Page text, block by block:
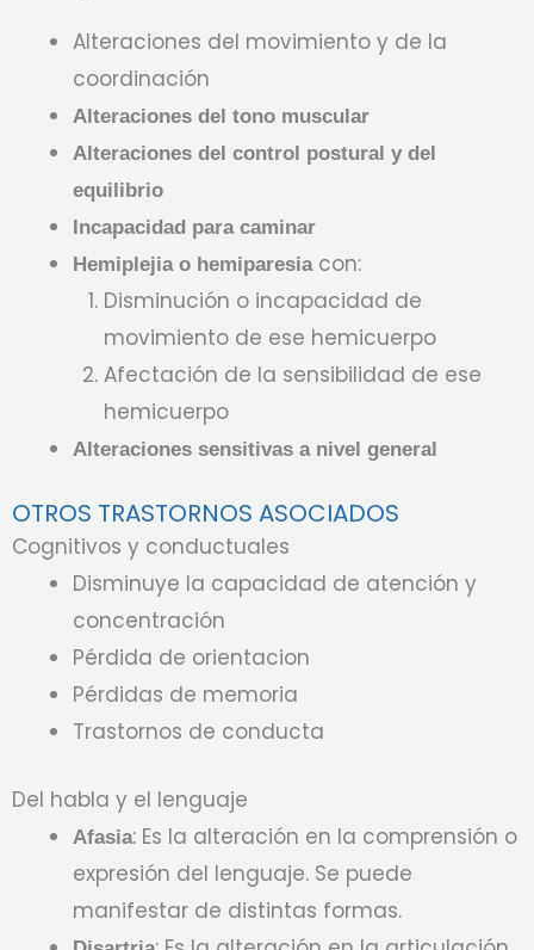
Alteraciones del movimiento y de la
coordinación
Alteraciones del tono muscular
Alteraciones del control postural y del
equilibrio
Incapacidad para caminar
Hemiplejia o hemiparesiacon:
Disminución o incapacidad de
movimiento de ese hemicuerpo
Afectación de la sensibilidad de ese
hemicuerpo
Alteraciones sensitivas a nivel general
OTROS TRASTORNOS ASOCIADOS
Cognitivos y conductuales
Disminuye la capacidad de atención y
concentración
Pérdida de orientacion
Pérdidas de memoria
Trastornos de conducta
Del habla y el lenguaje
Afasia: Es la alteración en la comprensión o
expresión del lenguaje. Se puede
manifestar de distintas formas.